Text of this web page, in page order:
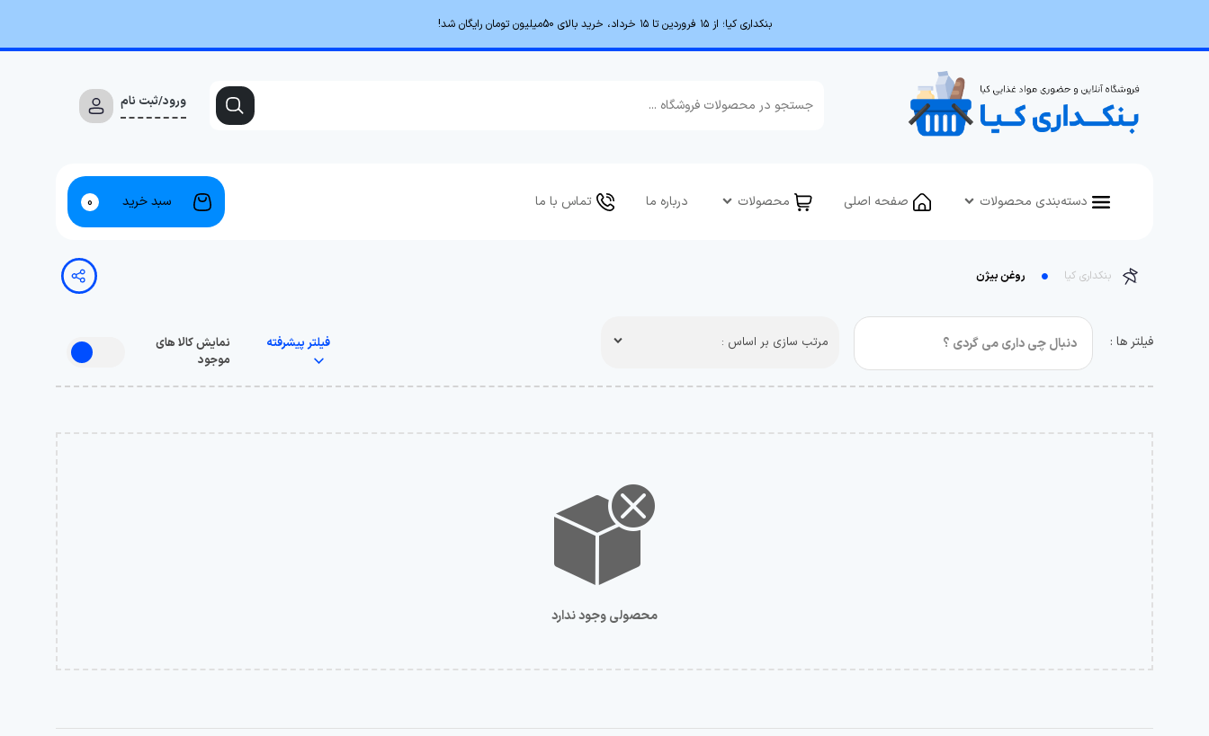
بنکداری کیا؛ از ۱۵ فروردین تا ۱۵ خرداد، خرید بالای 50میلیون تومان رایگان شد!
ورود/ثبت نام
دسته‌بندی محصولات صفحه اصلی محصولات درباره ما تماس با ما سبد خرید 0
بنکداری کیا روغن بیژن
فیلتر ها : مرتب سازی بر اساس : فیلتر پیشرفته
نمایش کالا های
موجود
محصولی وجود ندارد